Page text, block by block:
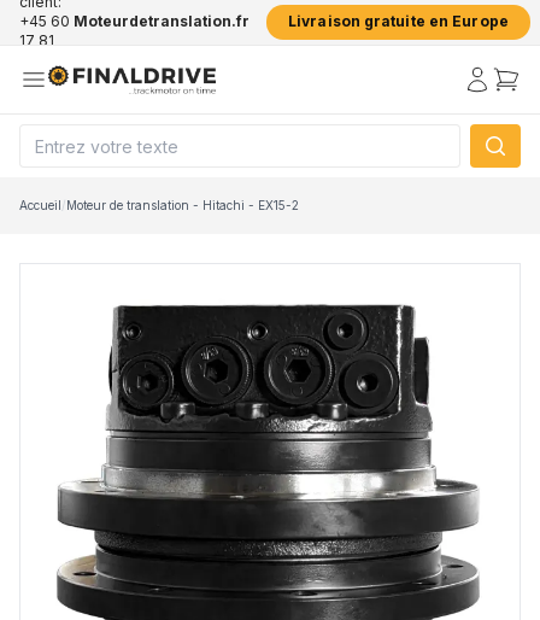
+45 60
17 81
Moteurdetranslation.fr Livraison gratuite en Europe
Accueil/Moteur de translation - Hitachi - EX15-2